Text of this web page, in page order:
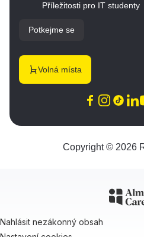
Příležitosti pro IT studenty
Potkejme se
Volná místa
Copyright © 2026
Nahlásit nezákonný obsah